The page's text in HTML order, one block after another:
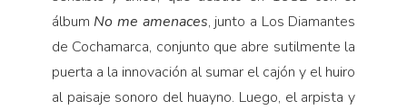
álbum No me amenaces, junto a Los Diamantes
de Cochamarca, conjunto que abre sutilmente la
puerta a la innovación al sumar el cajón y el huiro
al paisaje sonoro del huayno. Luego, el arpista y